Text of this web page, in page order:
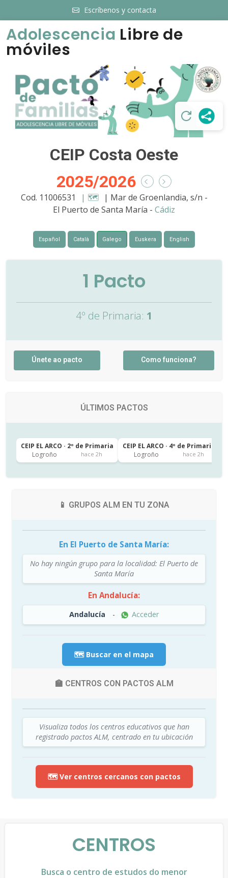
Escríbenos y contacta
Adolescencia Libre de
móviles
CEIP Costa Oeste
2025/2026
Cod. 11006531 | 🗺️ | Mar de Groenlandia, s/n -
El Puerto de Santa María - Cádiz
Español Català Galego Euskera English
1 Pacto
4º de Primaria: 1
Únete ao pacto Como funciona?
ÚLTIMOS PACTOS
CEIP EL ARCO · 2º de Primaria
Logroño
hace 2h
CEIP EL ARCO · 4º de Primaria
Logroño
hace 2h
📱 GRUPOS ALM EN TU ZONA
En El Puerto de Santa María:
No hay ningún grupo para la localidad: El Puerto de
Santa María
En Andalucía:
Andalucía - Acceder
🗺️ Buscar en el mapa
🏫 CENTROS CON PACTOS ALM
Visualiza todos los centros educativos que han
registrado pactos ALM, centrado en tu ubicación
🗺️ Ver centros cercanos con pactos
CENTROS
Busca o centro de estudos do menor